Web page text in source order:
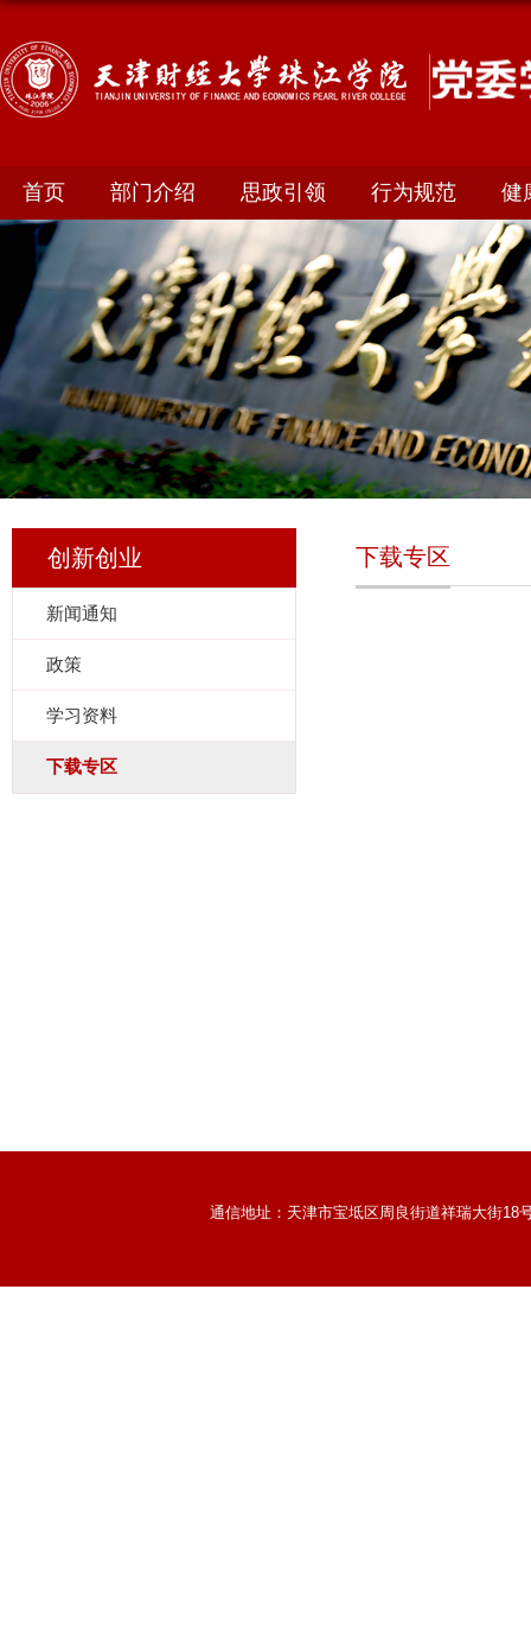
首页 部门介绍 思政引领 行为规范 健
创新创业
新闻通知
政策
学习资料
下载专区
下载专区
通信地址：天津市宝坻区周良街道祥瑞大街18